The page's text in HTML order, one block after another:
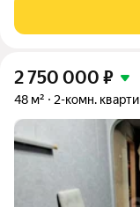
инфраструктурой.
Плюсы объекта:
2 750 000 ₽
48 м² 2-комн.